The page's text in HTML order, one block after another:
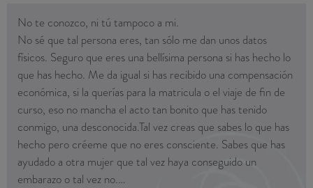
No te conozco, ni tú tampoco a mi.
No sé que tal persona eres, tan sólo me dan unos datos
físicos. Seguro que eres una bellísima persona si has hecho lo
que has hecho. Me da igual si has recibido una compensación
económica, si la querías para la matricula o el viaje de fin de
curso, eso no mancha el acto tan bonito que has tenido
conmigo, una desconocida.Tal vez creas que sabes lo que has
hecho pero créeme que no eres consciente. Sabes que has
ayudado a otra mujer que tal vez haya conseguido un
embarazo o tal vez no.